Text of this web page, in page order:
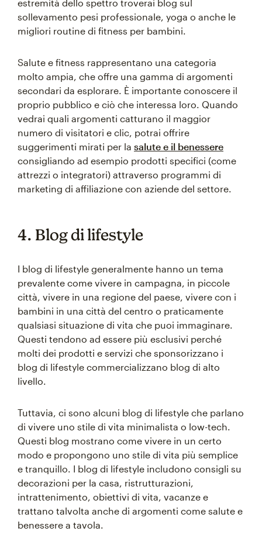
estremità dello spettro troverai blog sul
sollevamento pesi professionale, yoga o anche le
migliori routine di fitness per bambini.
Salute e fitness rappresentano una categoria
molto ampia, che offre una gamma di argomenti
secondari da esplorare. È importante conoscere il
proprio pubblico e ciò che interessa loro. Quando
vedrai quali argomenti catturano il maggior
numero di visitatori e clic, potrai offrire
suggerimenti mirati per la salute e il benessere
consigliando ad esempio prodotti specifici (come
attrezzi o integratori) attraverso programmi di
marketing di affiliazione con aziende del settore.
4. Blog di lifestyle
I blog di lifestyle generalmente hanno un tema
prevalente come vivere in campagna, in piccole
città, vivere in una regione del paese, vivere con i
bambini in una città del centro o praticamente
qualsiasi situazione di vita che puoi immaginare.
Questi tendono ad essere più esclusivi perché
molti dei prodotti e servizi che sponsorizzano i
blog di lifestyle commercializzano blog di alto
livello.
Tuttavia, ci sono alcuni blog di lifestyle che parlano
di vivere uno stile di vita minimalista o low-tech.
Questi blog mostrano come vivere in un certo
modo e propongono uno stile di vita più semplice
e tranquillo. I blog di lifestyle includono consigli su
decorazioni per la casa, ristrutturazioni,
intrattenimento, obiettivi di vita, vacanze e
trattano talvolta anche di argomenti come salute e
benessere a tavola.